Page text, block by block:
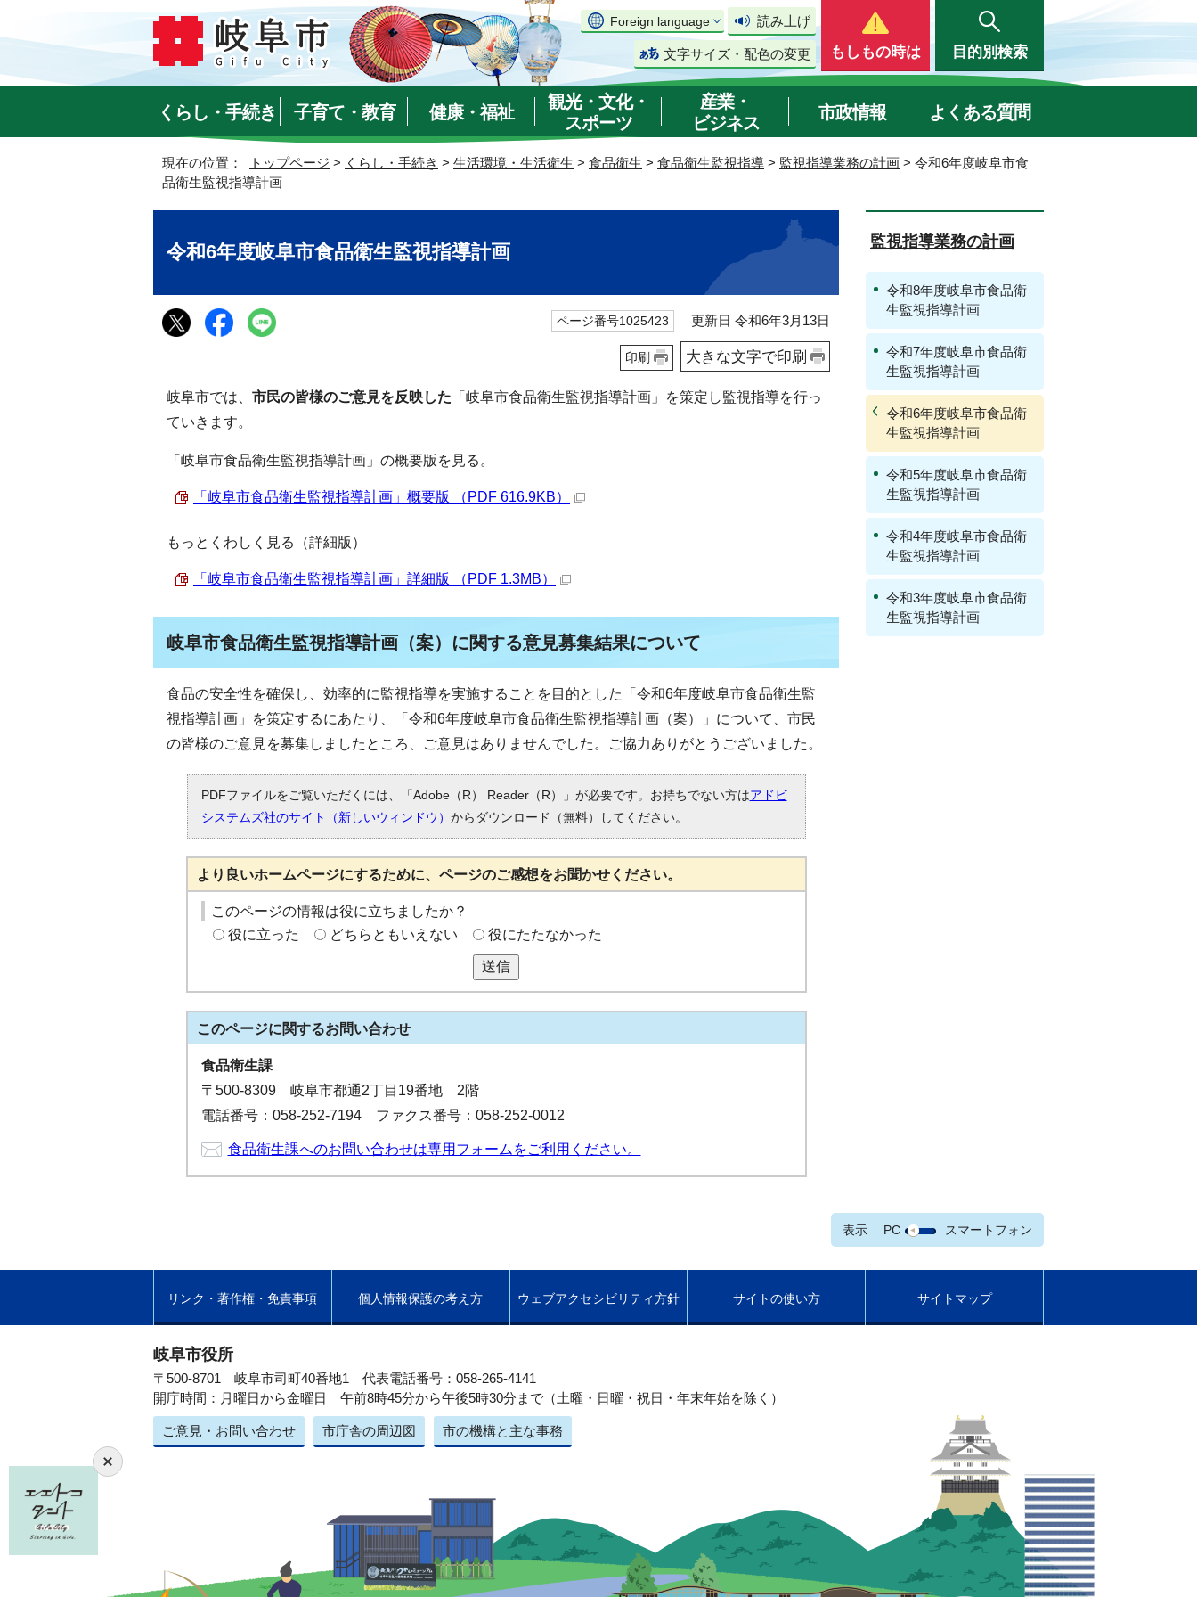
Foreign language 読み上げ
文字サイズ・配色の変更 もしもの時は 目的別検索
くらし・手続き 子育て・教育 健康・福祉
観光・文化・
スポーツ
産業・
ビジネス
市政情報 よくある質問
現在の位置： トップページ > くらし・手続き > 生活環境・生活衛生 > 食品衛生 > 食品衛生監視指導 > 監視指導業務の計画 > 令和6年度岐阜市食
品衛生監視指導計画
令和6年度岐阜市食品衛生監視指導計画
ページ番号1025423 更新日 令和6年3月13日
印刷 大きな文字で印刷
岐阜市では、 市民の皆様のご意見を反映した 「岐阜市食品衛生監視指導計画」を策定し監視指導を行っ
ていきます。
「岐阜市食品衛生監視指導計画」の概要版を見る。
「岐阜市食品衛生監視指導計画」概要版 （PDF 616.9KB）
もっとくわしく見る（詳細版）
「岐阜市食品衛生監視指導計画」詳細版 （PDF 1.3MB）
岐阜市食品衛生監視指導計画（案）に関する意見募集結果について
食品の安全性を確保し、効率的に監視指導を実施することを目的とした「令和6年度岐阜市食品衛生監
視指導計画」を策定するにあたり、「令和6年度岐阜市食品衛生監視指導計画（案）」について、市民
の皆様のご意見を募集しましたところ、ご意見はありませんでした。ご協力ありがとうございました。
PDFファイルをご覧いただくには、「Adobe（R） Reader（R）」が必要です。お持ちでない方はアドビ
システムズ社のサイト（新しいウィンドウ） からダウンロード（無料）してください。
より良いホームページにするために、ページのご感想をお聞かせください。
このページの情報は役に立ちましたか？
役に立った
どちらともいえない 役にたたなかった
送信
このページに関するお問い合わせ
食品衛生課
〒500-8309 岐阜市都通2丁目19番地 2階
電話番号：058-252-7194 ファクス番号：058-252-0012
食品衛生課へのお問い合わせは専用フォームをご利用ください。
監視指導業務の計画
令和8年度岐阜市食品衛
生監視指導計画
令和7年度岐阜市食品衛
生監視指導計画
令和6年度岐阜市食品衛
生監視指導計画
令和5年度岐阜市食品衛
生監視指導計画
令和4年度岐阜市食品衛
生監視指導計画
令和3年度岐阜市食品衛
生監視指導計画
表示 PC スマートフォン
リンク・著作権・免責事項 個人情報保護の考え方 ウェブアクセシビリティ方針 サイトの使い方 サイトマップ
岐阜市役所
〒500-8701 岐阜市司町40番地1 代表電話番号：058-265-4141
開庁時間：月曜日から金曜日 午前8時45分から午後5時30分まで（土曜・日曜・祝日・年末年始を除く）
ご意見・お問い合わせ 市庁舎の周辺図 市の機構と主な事務